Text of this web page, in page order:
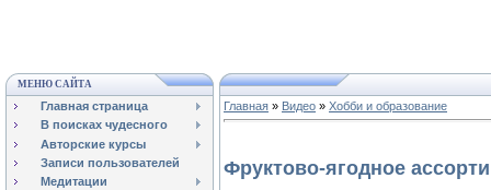
МЕНЮ САЙТА
Главная страница
В поисках чудесного
Авторские курсы
Записи пользователей
Медитации
Главная » Видео » Хобби и образование
Фруктово-ягодное